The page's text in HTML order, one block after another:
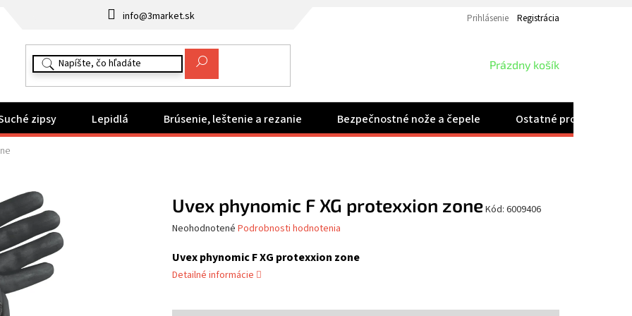
info@3market.sk Prihlásenie Registrácia
NÁKUPNÝ
Prázdny košík
zipsy Lepidlá Brúsenie, leštenie a rezanie Bezpečnostné nože a čepele Ostatné produkty
Uvex phynomic F XG protexxion zone
Detailné informácie
Uvex phynomic F XG protexxion zoneKód: 6009406
Priemerné
produktu
je
0,0
5
Neohodnotené Podrobnosti hodnotenia